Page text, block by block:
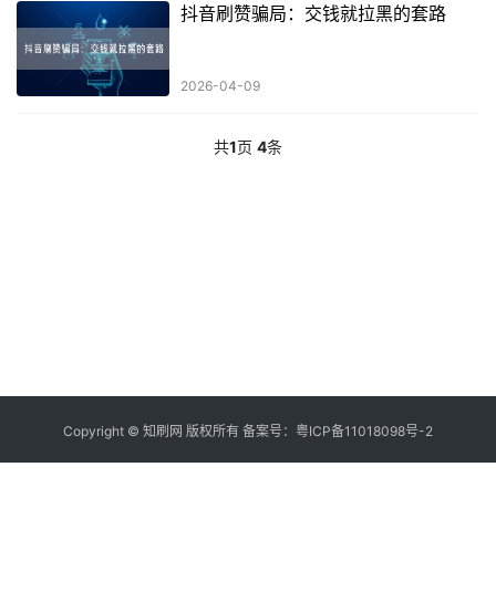
抖音刷赞骗局：交钱就拉黑的套路
2026-04-09
共1页 4条
Copyright © 知刷网 版权所有 备案号： 粤ICP备11018098号-2